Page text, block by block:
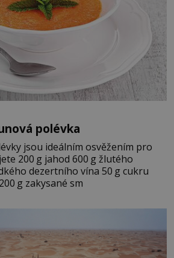
polévka
jsou ideálním osvěžením pro
dezertního vína 50 g cukru
g zakysané sm